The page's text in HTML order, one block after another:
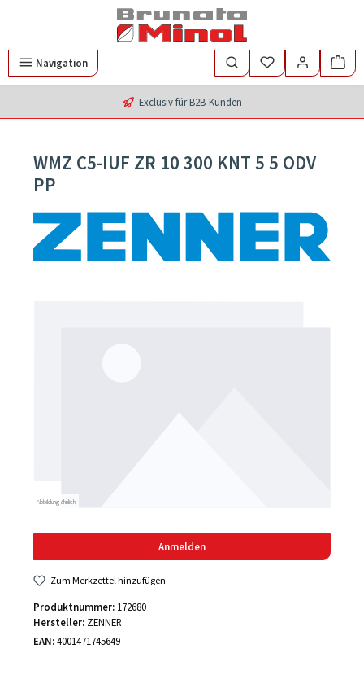
Zum Hauptinhalt springen
Navigation
Exclusiv für B2B-Kunden
WMZ C5-IUF ZR 10 300 KNT 5 5 ODV
PP
Abbildung ähnlich
Anmelden
Zum Merkzettel hinzufügen
Produktnummer: 172680
Hersteller: ZENNER
EAN:4001471745649